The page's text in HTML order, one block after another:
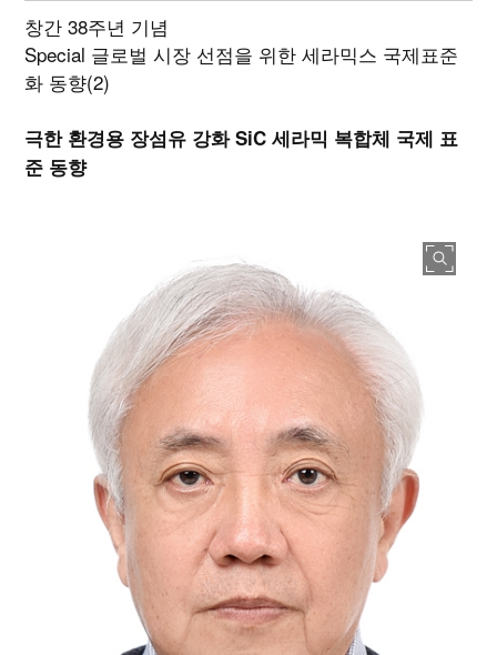
창간 38주년 기념
Special 글로벌 시장 선점을 위한 세라믹스 국제표준
화 동향(2)
극한 환경용 장섬유 강화 SiC 세라믹 복합체 국제 표
준 동향